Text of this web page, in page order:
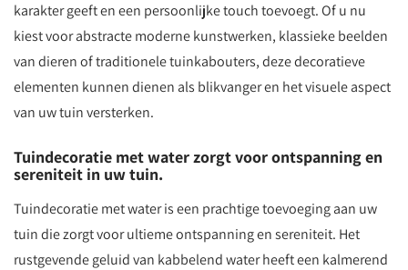
karakter geeft en een persoonlijke touch toevoegt. Of u nu
kiest voor abstracte moderne kunstwerken, klassieke beelden
van dieren of traditionele tuinkabouters, deze decoratieve
elementen kunnen dienen als blikvanger en het visuele aspect
van uw tuin versterken.
Tuindecoratie met water zorgt voor ontspanning en
sereniteit in uw tuin.
Tuindecoratie met water is een prachtige toevoeging aan uw
tuin die zorgt voor ultieme ontspanning en sereniteit. Het
rustgevende geluid van kabbelend water heeft een kalmerend